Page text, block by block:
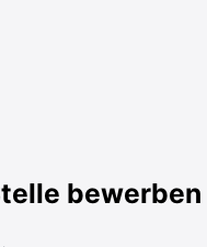
bewerben